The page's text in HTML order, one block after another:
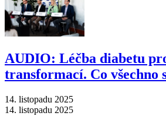
AUDIO: Léčba diabetu
transformací. Co všechno
14. listopadu 2025
14. listopadu 2025